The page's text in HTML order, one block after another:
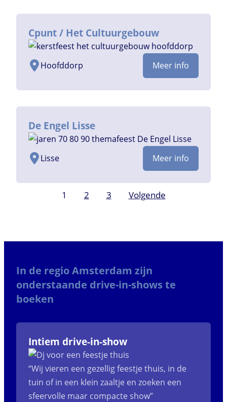
Cpunt / Het Cultuurgebouw
Hoofddorp Meer info
De Engel Lisse
Lisse Meer info
Berichten
1 2 3 Volgende
In de regio Amsterdam zijn
onderstaande drive-in-shows te
boeken
Intiem drive-in-show
“Wij vieren een gezellig feestje thuis, in de
tuin of in een klein zaaltje en zoeken een
sfeervolle maar compacte show”